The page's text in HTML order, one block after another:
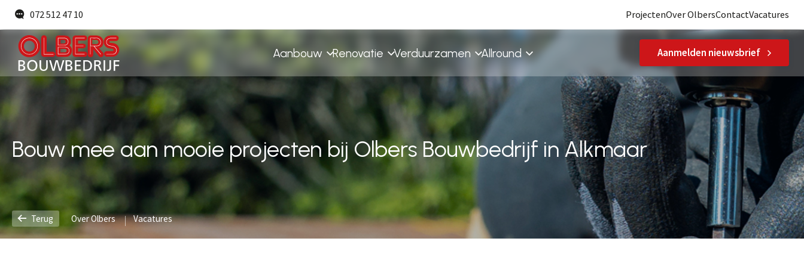
072 512 47 10 ProjectenOver OlbersContactVacatures
Aanbouw
Nieuwbouw Opbouw Ontzorgen
Renovatie
Verbouw Interieur Exterieur
Verduurzamen
Particulieren Bedrijven Instellingen
Allround
Aannemers Restauratie Bouwteam
Aanmelden nieuwsbrief
Bouw mee aan mooie projecten bij Olbers Bouwbedrijf in Alkmaar
Terug Over Olbers Vacatures